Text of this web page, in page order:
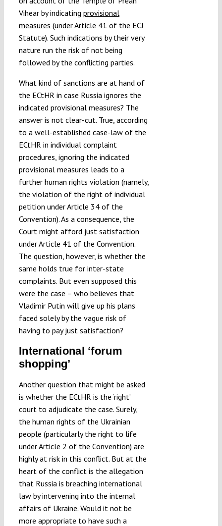
Vihear by indicating provisional
measures (under Article 41 of the ECJ
Statute). Such indications by their very
nature run the risk of not being
followed by the conflicting parties.
What kind of sanctions are at hand of
the ECtHR in case Russia ignores the
indicated provisional measures? The
answer is not clear-cut. True, according
to a well-established case-law of the
ECtHR in individual complaint
procedures, ignoring the indicated
provisional measures leads to a
further human rights violation (namely,
the violation of the right of individual
petition under Article 34 of the
Convention). As a consequence, the
Court might afford just satisfaction
under Article 41 of the Convention.
The question, however, is whether the
same holds true for inter-state
complaints. But even supposed this
were the case – who believes that
Vladimir Putin will give up his plans
faced solely by the vague risk of
having to pay just satisfaction?
International ‘forum
shopping’
Another question that might be asked
is whether the ECtHR is the ‘right’
court to adjudicate the case. Surely,
the human rights of the Ukrainian
people (particularly the right to life
under Article 2 of the Convention) are
highly at risk in this conflict. But at the
heart of the conflict is the allegation
that Russia is breaching international
law by intervening into the internal
affairs of Ukraine. Would it not be
more appropriate to have such a